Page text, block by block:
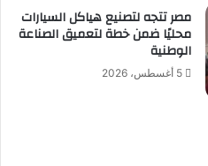
مصر تتجه لتصنيع هياكل السيارات
محليًا ضمن خطة لتعميق الصناعة
الوطنية
5 أغسطس، 2026